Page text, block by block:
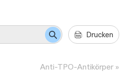
Drucken
Anti-TPO-Antikörper